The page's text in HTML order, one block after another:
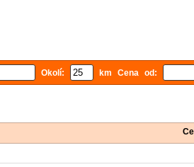
Okolí: km Cena od: